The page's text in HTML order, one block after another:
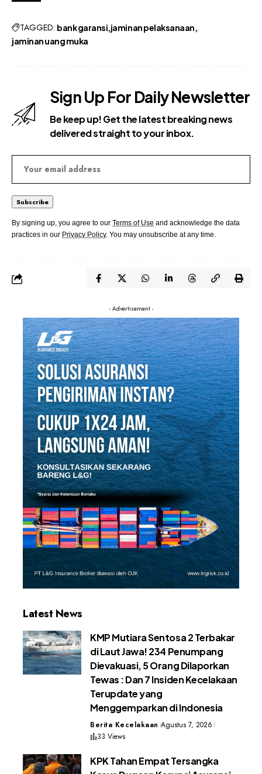
TAGGED: bank garansi jaminan pelaksanaan
jaminan uang muka
Sign Up For Daily Newsletter
Be keep up! Get the latest breaking news
delivered straight to your inbox.
By signing up, you agree to our Terms of Use and acknowledge the data
practices in our Privacy Policy. You may unsubscribe at any time.
- Advertisement -
Latest News
KMP Mutiara Sentosa 2 Terbakar
di Laut Jawa! 234 Penumpang
Dievakuasi, 5 Orang Dilaporkan
Tewas : Dan 7 Insiden Kecelakaan
Terupdate yang
Menggemparkan di Indonesia
Berita Kecelakaan Agustus 7, 2026
33 Views
KPK Tahan Empat Tersangka